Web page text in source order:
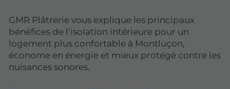
GMR Plâtrerie vous explique les principaux
bénéfices de l’isolation intérieure pour un
logement plus confortable à Montluçon,
économe en énergie et mieux protégé contre les
nuisances sonores.